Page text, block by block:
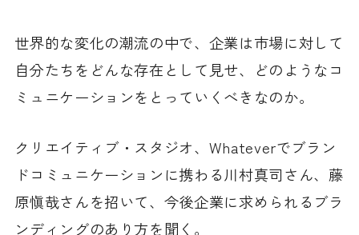
世界的な変化の潮流の中で、企業は市場に対して
自分たちをどんな存在として見せ、どのようなコ
ミュニケーションをとっていくべきなのか。
クリエイティブ・スタジオ、Whateverでブラン
ドコミュニケーションに携わる川村真司さん、藤
原愼哉さんを招いて、今後企業に求められるブラ
ンディングのあり方を聞く。